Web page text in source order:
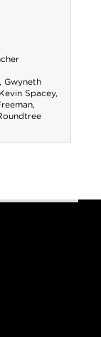
, Gwyneth
Kevin Spacey,
,